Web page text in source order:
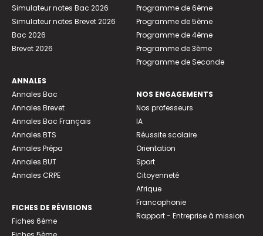
Simulateur notes Bac 2026
Simulateur notes Brevet 2026
Bac 2026
Brevet 2026
ANNALES
Annales Bac
Annales Brevet
Annales Bac Français
Annales BTS
Annales Prépa
Annales BUT
Annales CRPE
FICHES DE RÉVISIONS
Fiches 6ème
Programme de 6ème
Programme de 5ème
Programme de 4ème
Programme de 3ème
Programme de Seconde
NOS ENGAGEMENTS
Nos professeurs
IA
Réussite scolaire
Orientation
Sport
Citoyenneté
Afrique
Francophonie
Rapport - Entreprise à mission